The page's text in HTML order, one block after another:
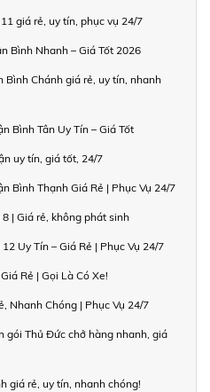
giá rẻ, uy tín, phục vụ 24/7
Bình Nhanh – Giá Tốt 2026
Bình Chánh giá rẻ, uy tín, nhanh
Bình Tân Uy Tín – Giá Tốt
uy tín, giá tốt, 24/7
Bình Thạnh Giá Rẻ | Phục Vụ 24/7
| Giá rẻ, không phát sinh
Uy Tín – Giá Rẻ | Phục Vụ 24/7
Rẻ | Gọi Là Có Xe!
Nhanh Chóng | Phục Vụ 24/7
gói Thủ Đức chở hàng nhanh, giá
giá rẻ, uy tín, nhanh chóng!